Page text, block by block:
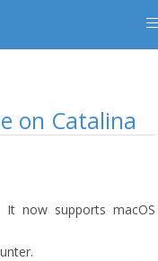
on Catalina
It now supports macOS